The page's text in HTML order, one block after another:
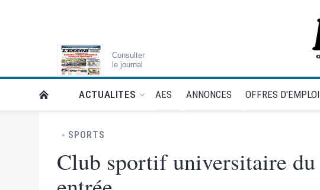
Consulter
le journal
RETOUR À LA PAGE D’ACCUEIL DE L'ESSOR
ACTUALITES AES ANNONCES OFFRES D'EMPLOI
SPORTS
Club sportif universitaire